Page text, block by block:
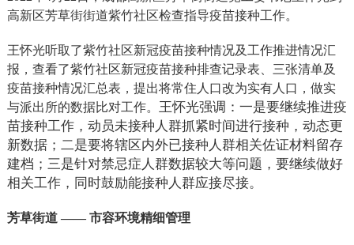
高新区芳草街街道紫竹社区检查指导疫苗接种工作。
王怀光听取了紫竹社区新冠疫苗接种情况及工作推进情况汇
报，查看了紫竹社区新冠疫苗接种排查记录表、三张清单及
疫苗接种情况汇总表，提出将常住人口改为实有人口，做实
与派出所的数据比对工作。 王怀光强调：一是要继续推进疫
苗接种工作，动员未接种人群抓紧时间进行接种，动态更
新数据；二是要将辖区内外已接种人群相关佐证材料留存
建档；三是针对禁忌症人群数据较大等问题，要继续做好
相关工作，同时鼓励能接种人群应接尽接。
芳草街道 —— 市容环境精细管理